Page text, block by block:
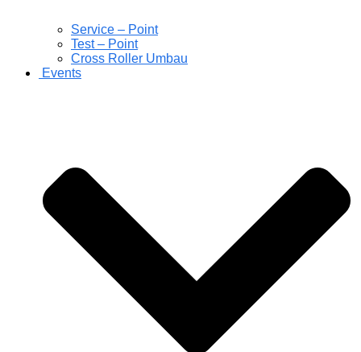
Service – Point
Test – Point
Cross Roller Umbau
Events